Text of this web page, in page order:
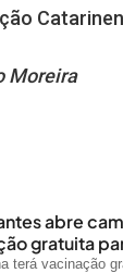
Moreira
abre
gratuita
terá vacinação